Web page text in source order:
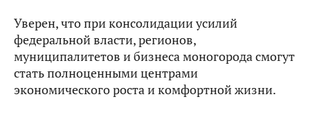
Уверен, что при консолидации усилий
федеральной власти, регионов,
муниципалитетов и бизнеса моногорода смогут
стать полноценными центрами
экономического роста и комфортной жизни.